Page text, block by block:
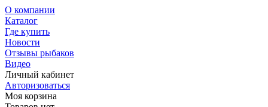
О компании
Каталог
Где купить
Новости
Отзывы рыбаков
Видео
Личный кабинет
Авторизоваться
Моя корзина